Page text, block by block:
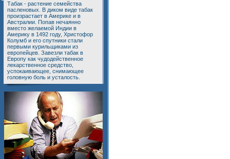
Табак - растение семейства
пасленовых. В диком виде табак
произрастает в Америке и в
Австралии. Попав нечаянно
вместо желаемой Индии в
Америку в 1492 году, Христофор
Колумб и его спутники стали
первыми курильщиками из
европейцев. Завезли табак в
Европу как чудодейственное
лекарственное средство,
успокаивающее, снимающее
головную боль и усталость.